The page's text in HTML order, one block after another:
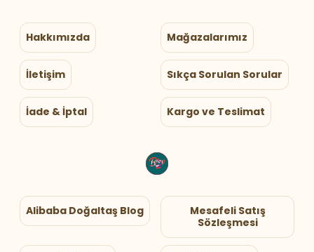
Hakkımızda Mağazalarımız
İletişim Sıkça Sorulan Sorular
İade & İptal Kargo ve Teslimat
Alibaba Doğaltaş Blog
Mesafeli Satış
Sözleşmesi